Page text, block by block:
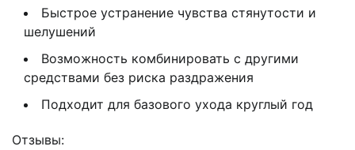
Быстрое устранение чувства стянутости и
шелушений
Возможность комбинировать с другими
средствами без риска раздражения
Подходит для базового ухода круглый год
Отзывы: